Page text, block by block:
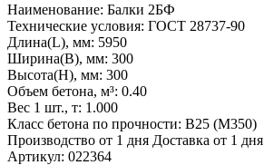
Наименование: Балки 2БФ
Технические условия: ГОСТ 28737-90
Длина(L), мм: 5950
Ширина(B), мм: 300
Высота(H), мм: 300
Объем бетона, м³: 0.40
Вес 1 шт., т: 1.000
Класс бетона по прочности: B25 (M350)
Производство от 1 дня Доставка от 1 дня
Артикул: 022364